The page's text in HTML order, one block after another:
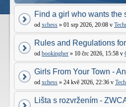
Find a girl who wants the
od xchess » 01 srp 2026, 20:08 v
Rules and Regulations
od bookingher » 10 črc 2026, 15:58 v
Girls From Your Town -
od xchess » 24 kvě 2026, 22:36 v
Lišta s rozvržením -